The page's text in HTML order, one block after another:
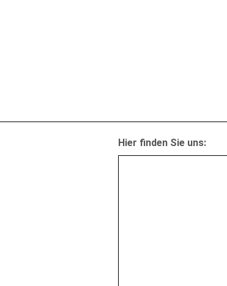
Hier finden Sie uns: